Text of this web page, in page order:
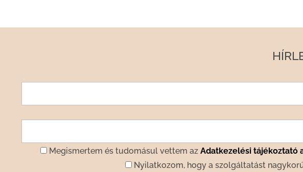
Megismertem és tudomásul vettem az Adatkezelési tájékoztató
Nyilatkozom, hogy a szolgáltatást